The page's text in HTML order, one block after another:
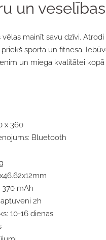
un
mainīt savu dzīvi.
sporta un fitnesa.
un miega kvalitātei
x 360
Bluetooth
mAh
2h
10-16 dienas